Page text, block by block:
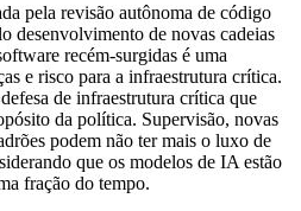
pela revisão autônoma de código
desenvolvimento de novas cadeias
recém-surgidas é uma
e risco para a infraestrutura crítica.
de infraestrutura crítica que
da política. Supervisão, novas
podem não ter mais o luxo de
que os modelos de IA estão
fração do tempo.